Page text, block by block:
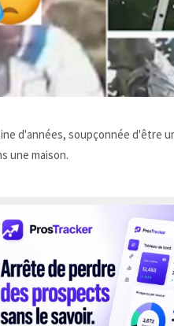
d'années, soupçonnée d'être
une maison.